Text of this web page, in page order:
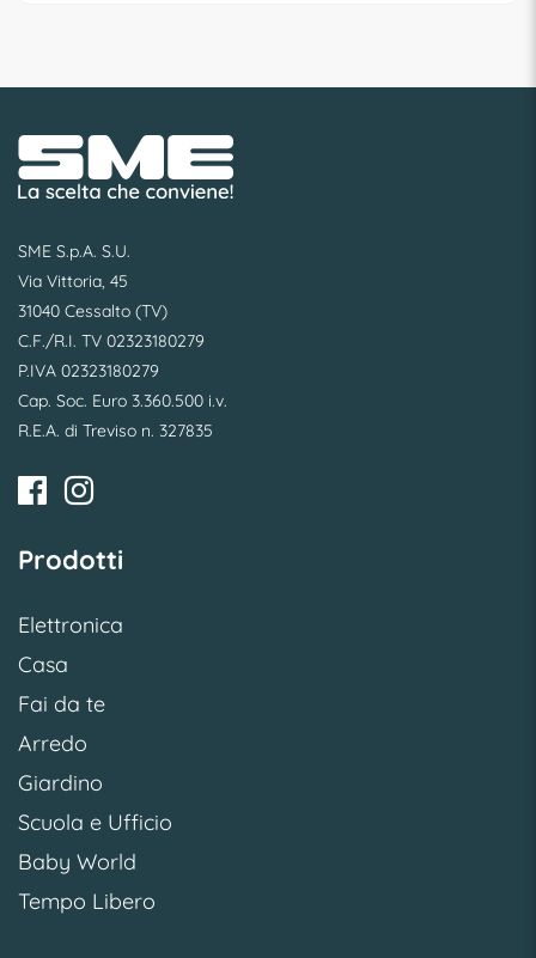
SME S.p.A. S.U.
Via Vittoria, 45
31040 Cessalto (TV)
C.F./R.I. TV 02323180279
P.IVA 02323180279
Cap. Soc. Euro 3.360.500 i.v.
R.E.A. di Treviso n. 327835
Prodotti
Elettronica
Casa
Fai da te
Arredo
Giardino
Scuola e Ufficio
Baby World
Tempo Libero